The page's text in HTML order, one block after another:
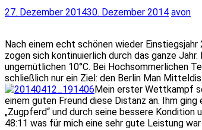
27. Dezember 201430. Dezember 2014 avon
Nach einem echt schönen wieder
zogen sich kontinuierlich durch das ganze
ungemütlichen 10°C. Bei Hochsommerlichen
schließlich nur ein Ziel: den Berlin Man
Mein erster Wettkampf
einem guten Freund diese Distanz an. Ihm
„Zugpferd“ und durch seine bessere Kondition
48:11 was für mich eine sehr gute Leistung